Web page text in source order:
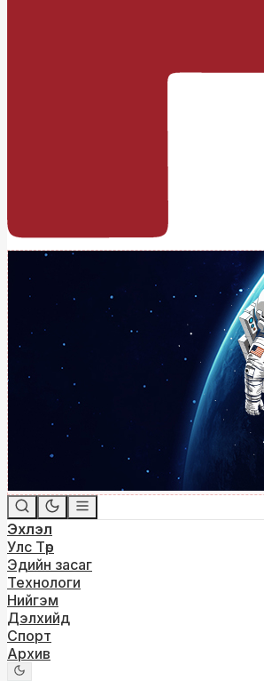
Эхлэл
Улс Төр
Эдийн засаг
Технологи
Нийгэм
Дэлхийд
Спорт
Архив